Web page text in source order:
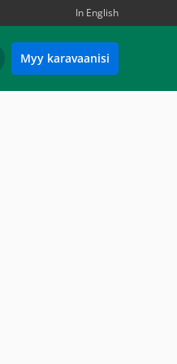
In English
Myy karavaanisi